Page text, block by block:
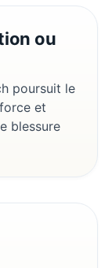
ou
poursuit le
et
blessure